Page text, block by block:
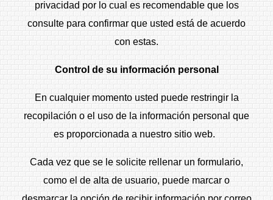
privacidad por lo cual es recomendable que los
consulte para confirmar que usted está de acuerdo
con estas.
Control de su información personal
En cualquier momento usted puede restringir la
recopilación o el uso de la información personal que
es proporcionada a nuestro sitio web.
Cada vez que se le solicite rellenar un formulario,
como el de alta de usuario, puede marcar o